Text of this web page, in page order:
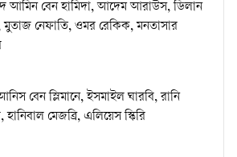
আমিন বেন হামিদা, আদেম আরাউস, ডিলান
মুতাজ নেফাতি, ওমর রেকিক, মনতাসার
বেন স্লিমানে, ইসমাইল ঘারবি, রানি
মেজব্রি, এলিয়েস স্কিরি